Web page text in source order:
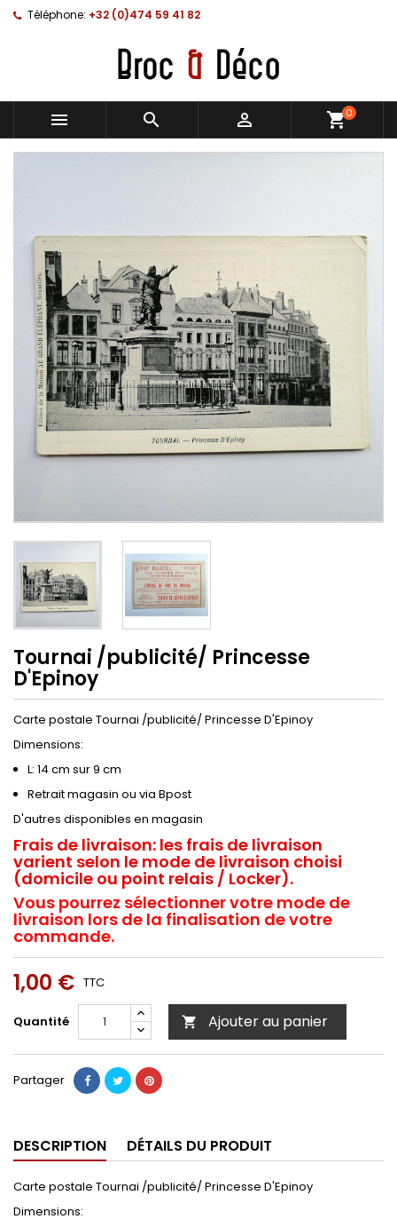
Téléphone: +32 (0)474 59 41 82
   shopping_cart0
Tournai /publicité/ Princesse
D'Epinoy
Carte postale Tournai /publicité/ Princesse D'Epinoy
Dimensions:
L: 14 cm sur 9 cm
Retrait magasin ou via Bpost
D'autres disponibles en magasin
Frais de livraison: les frais de livraison
varient selon le mode de livraison choisi
(domicile ou point relais / Locker).
Vous pourrez sélectionner votre mode de
livraison lors de la finalisation de votre
commande.
1,00 € TTC
Quantité  Ajouter au panier
Partager
DESCRIPTION DÉTAILS DU PRODUIT
Carte postale Tournai /publicité/ Princesse D'Epinoy
Dimensions: